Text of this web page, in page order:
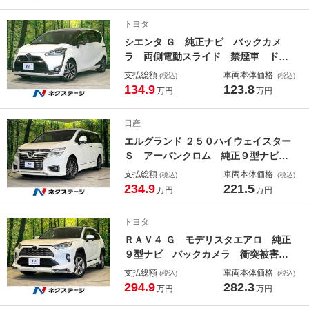
１５インチアルミ
トヨタ
シエンタ Ｇ 純正ナビ バックカメ
ラ 両側電動スライド 禁煙車 ドラ
イブレコーダー ＥＴＣ Ｂｌｕｅｔ
ｏｏｔｈ スマートキー 純正１６イ
支払総額 (税込)
134.9万円
車両本体価格 (税込)
123.8万円
日産
エルグランド ２５０ハイウェイスター
Ｓ アーバンクロム 純正９型ナビ
後席モニター 衝突被害軽減システ
ム レーダークルーズ 両側電動スラ
トキー ＬＥＤヘッド ＥＴＣ 純正
１８インチアルミ
支払総額 (税込)
234.9万円
車両本体価格 (税込)
221.5万円
トヨタ
ＲＡＶ４ Ｇ モデリスタエアロ 純正
９型ナビ バックカメラ 衝突被害軽
減システム レーダークルーズ 禁煙
車 電動リアゲート 合皮シート パ
支払総額 (税込)
294.9万円
車両本体価格 (税込)
282.3万円